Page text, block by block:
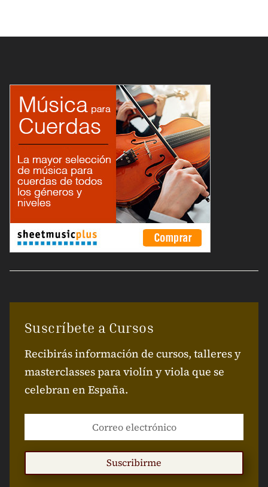
Suscríbete a Cursos
Recibirás información de cursos, talleres y
masterclasses para violín y viola que se
celebran en España.
Suscribirme